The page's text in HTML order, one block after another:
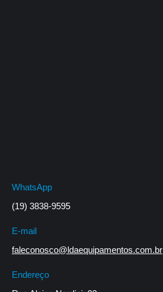
WhatsApp
(19) 3838-9595
E-mail
faleconosco@ldaequipamentos.com.br
Endereço